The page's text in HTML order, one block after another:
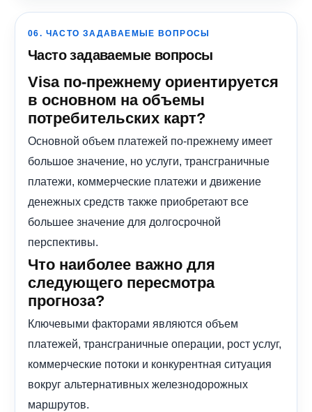
06. ЧАСТО ЗАДАВАЕМЫЕ ВОПРОСЫ
Часто задаваемые вопросы
Visa по-прежнему ориентируется
в основном на объемы
потребительских карт?
Основной объем платежей по-прежнему имеет
большое значение, но услуги, трансграничные
платежи, коммерческие платежи и движение
денежных средств также приобретают все
большее значение для долгосрочной
перспективы.
Что наиболее важно для
следующего пересмотра
прогноза?
Ключевыми факторами являются объем
платежей, трансграничные операции, рост услуг,
коммерческие потоки и конкурентная ситуация
вокруг альтернативных железнодорожных
маршрутов.